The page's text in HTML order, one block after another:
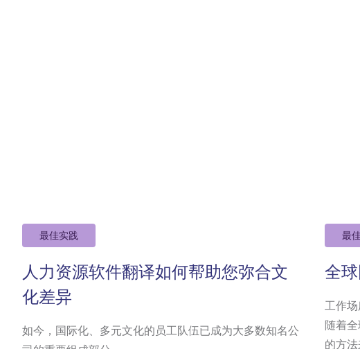
最佳实践
人力资源软件翻译如何帮助您弥合文
化差异
如今，国际化、多元文化的员工队伍已成为大多数知名公
最
全
工作场
随着
的方